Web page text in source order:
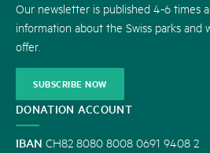
Our newsletter is published 4-6 times
information about the Swiss parks and
offer.
SUBSCRIBE NOW
DONATION ACCOUNT
IBAN CH82 8080 8008 0691 9408 2